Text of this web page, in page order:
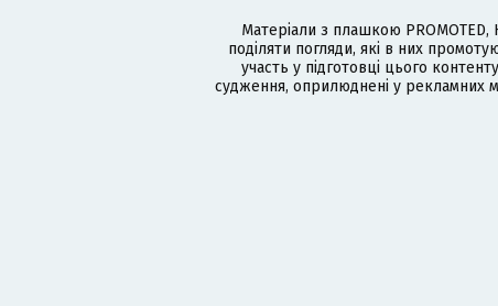
Матеріали з плашкою
поділяти погляди, які в них
участь у підготовці цього
судження, оприлюднені у рекламних